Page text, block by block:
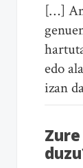
[…]
edo
izan